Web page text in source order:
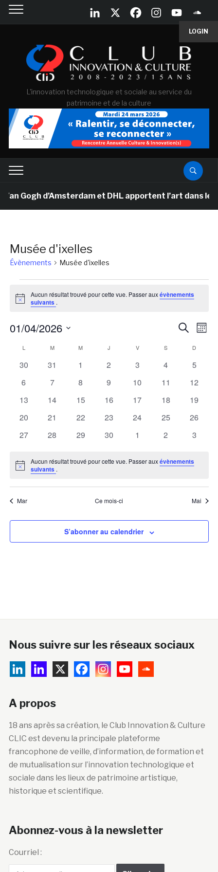
LOGIN
L'innovation technologique et sociale au service du
patrimoine et de la culture
Gogh d’Amsterdam et DHL apportent l’art dans
Musée d'ixelles
Évènements Musée d'ixelles
Notice
Aucun résultat trouvé pour cette vue. Passer auxévènements
suivants .
de
Mois
01/04/2026
date.
Calendrier
de
Évènements
LLUNDI MMARDI M MERCREDI
J VVENDREDIS D
0
30
0
31
0
1
0
2
0
3
0
4
0
5
0
6
0
7
0
8
0
9
0
10
0
11
0
12
0
13
0
14
0
15
0
16
0
17
0
18
0
19
0
20
0
21
0
22
0
23
0
24
0
25
0
26
0
27
0
28
0
29
0
30
0
1
0
2
0
3
Notice
Aucun résultat trouvé pour cette vue. Passer auxévènements
suivants .
Mar Ce mois-ci Mai
S’abonner au calendrier
Nous suivre sur les réseaux sociaux
A propos
18 ans après sa création, le Club Innovation & Culture
CLIC est devenu la principale plateforme
francophone de veille, d’information, de formation et
de mutualisation sur l’innovation technologique et
sociale dans les lieux de patrimoine artistique,
historique et scientifique.
Abonnez-vous à la newsletter
Courriel :